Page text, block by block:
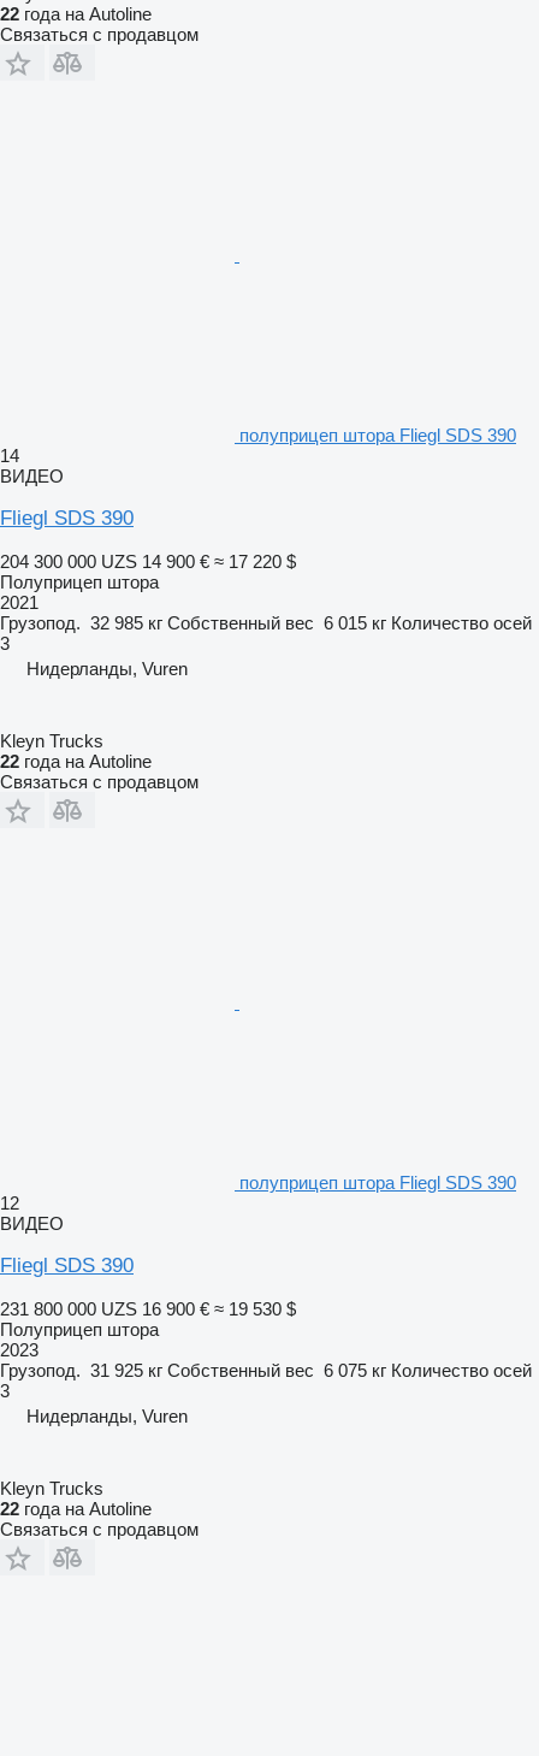
22 года на Autoline
Связаться с продавцом
полуприцеп штора Fliegl SDS 390
14
ВИДЕО
Fliegl SDS 390
204 300 000 UZS 14 900 € ≈ 17 220 $
Полуприцеп штора
2021
Грузопод. 32 985 кг Собственный вес 6 015 кг Количество осей
3
Нидерланды, Vuren
Kleyn Trucks
22 года на Autoline
Связаться с продавцом
полуприцеп штора Fliegl SDS 390
12
ВИДЕО
Fliegl SDS 390
231 800 000 UZS 16 900 € ≈ 19 530 $
Полуприцеп штора
2023
Грузопод. 31 925 кг Собственный вес 6 075 кг Количество осей
3
Нидерланды, Vuren
Kleyn Trucks
22 года на Autoline
Связаться с продавцом